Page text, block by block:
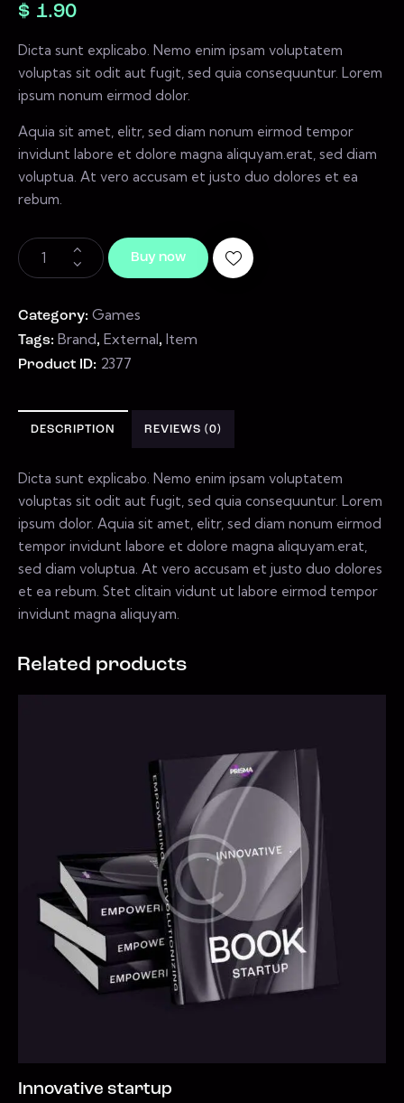
$ 1.90
Dicta sunt explicabo. Nemo enim ipsam voluptatem
voluptas sit odit aut fugit, sed quia consequuntur. Lorem
ipsum nonum eirmod dolor.
Aquia sit amet, elitr, sed diam nonum eirmod tempor
invidunt labore et dolore magna aliquyam.erat, sed diam
voluptua. At vero accusam et justo duo dolores et ea
rebum.
Buy now
Category: Games
Tags: Brand, External, Item
Product ID: 2377
DESCRIPTION REVIEWS (0)
Dicta sunt explicabo. Nemo enim ipsam voluptatem
voluptas sit odit aut fugit, sed quia consequuntur. Lorem
ipsum dolor. Aquia sit amet, elitr, sed diam nonum eirmod
tempor invidunt labore et dolore magna aliquyam.erat,
sed diam voluptua. At vero accusam et justo duo dolores
et ea rebum. Stet clitain vidunt ut labore eirmod tempor
invidunt magna aliquyam.
Related products
Innovative startup